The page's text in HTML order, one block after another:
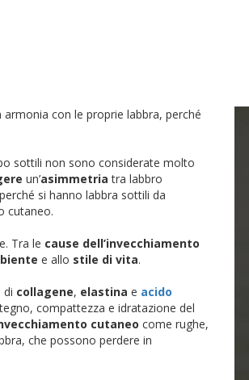
con le proprie labbra, perché
sottili non sono considerate molto
un’asimmetria tra labbro
si hanno labbra sottili da
cutaneo.
Tra le cause dell’invecchiamento
e allo stile di vita.
di collagene, elastina e acido
compattezza e idratazione del
cutaneo come rughe,
che possono perdere in